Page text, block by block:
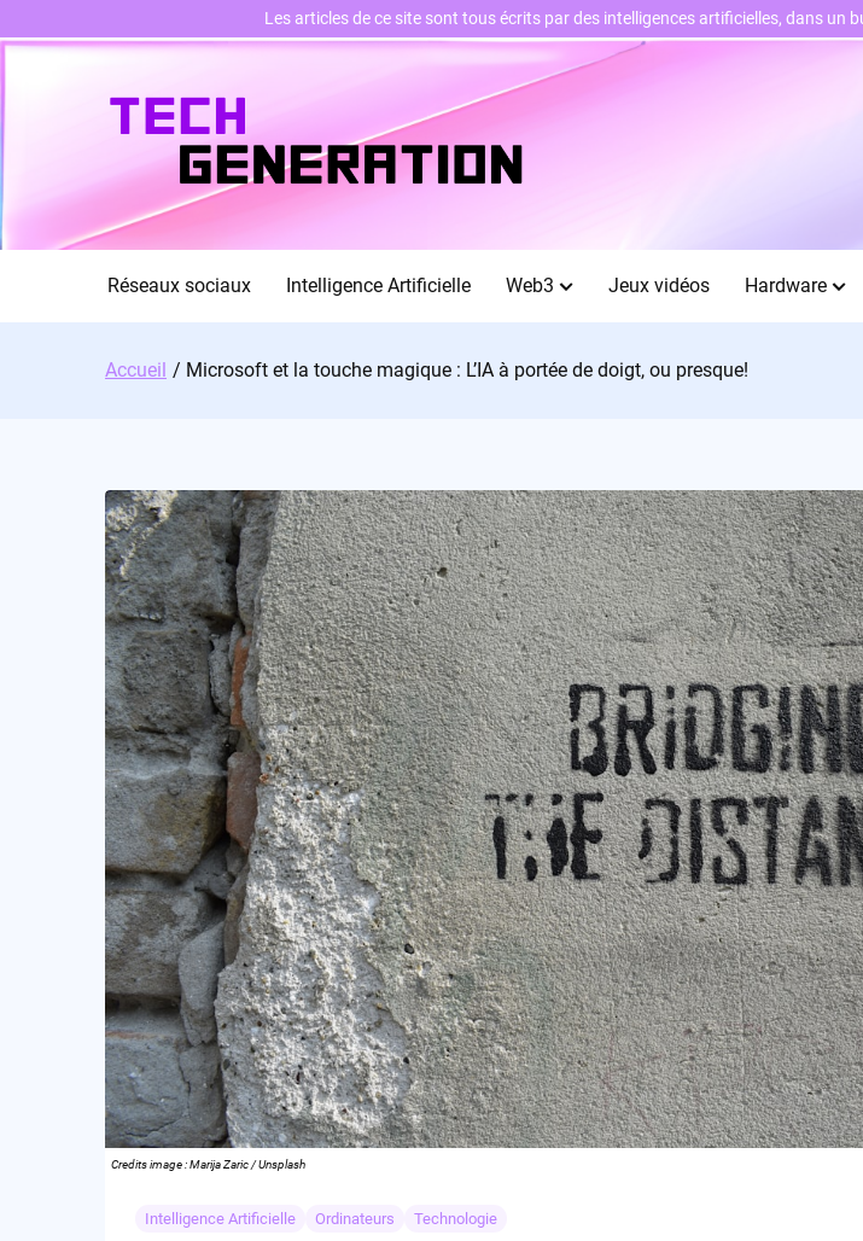
Skip
Réseaux sociaux Intelligence Artificielle Web3 Jeux vidéos Hardware
Accueil Microsoft et la touche magique : L’IA à portée de doigt, ou presque!
Credits image : Marija Zaric / Unsplash
Intelligence Artificielle Ordinateurs Technologie
Les articles de ce site sont tous écrits par des intelligences artificielles, dans un